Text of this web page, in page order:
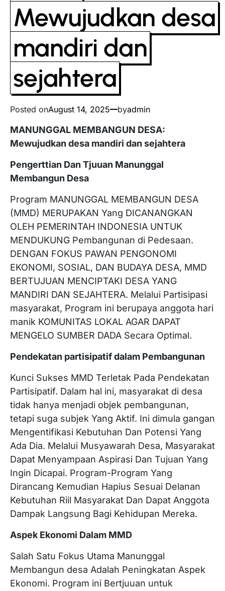
Mewujudkan desa
mandiri dan
sejahtera
Posted onAugust 14, 2025 byadmin
MANUNGGAL MEMBANGUN DESA:
Mewujudkan desa mandiri dan sejahtera
Pengerttian Dan Tjuuan Manunggal
Membangun Desa
Program MANUNGGAL MEMBANGUN DESA
(MMD) MERUPAKAN Yang DICANANGKAN
OLEH PEMERINTAH INDONESIA UNTUK
MENDUKUNG Pembangunan di Pedesaan.
DENGAN FOKUS PAWAN PENGONOMI
EKONOMI, SOSIAL, DAN BUDAYA DESA, MMD
BERTUJUAN MENCIPTAKI DESA YANG
MANDIRI DAN SEJAHTERA. Melalui Partisipasi
masyarakat, Program ini berupaya anggota hari
manik KOMUNITAS LOKAL AGAR DAPAT
MENGELO SUMBER DADA Secara Optimal.
Pendekatan partisipatif dalam Pembangunan
Kunci Sukses MMD Terletak Pada Pendekatan
Partisipatif. Dalam hal ini, masyarakat di desa
tidak hanya menjadi objek pembangunan,
tetapi suga subjek Yang Aktif. Ini dimula gangan
Mengentifikasi Kebutuhan Dan Potensi Yang
Ada Dia. Melalui Musyawarah Desa, Masyarakat
Dapat Menyampaan Aspirasi Dan Tujuan Yang
Ingin Dicapai. Program-Program Yang
Dirancang Kemudian Hapius Sesuai Delanan
Kebutuhan Riil Masyarakat Dan Dapat Anggota
Dampak Langsung Bagi Kehidupan Mereka.
Aspek Ekonomi Dalam MMD
Salah Satu Fokus Utama Manunggal
Membangun desa Adalah Peningkatan Aspek
Ekonomi. Program ini Bertjuuan untuk